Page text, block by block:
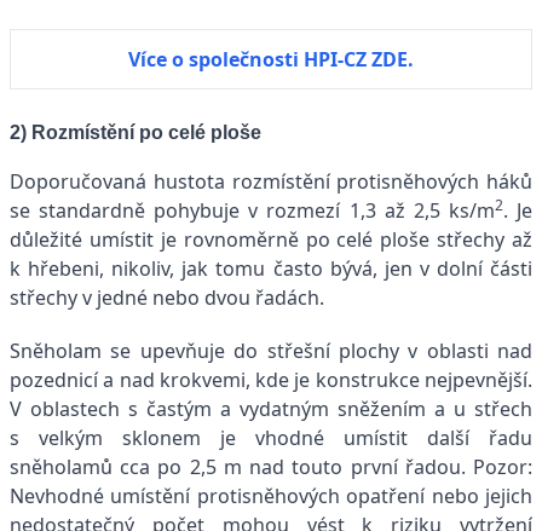
Více o společnosti HPI-CZ ZDE.
2) Rozmístění po celé ploše
Doporučovaná hustota rozmístění protisněhových háků
se standardně pohybuje v rozmezí 1,3 až 2,5 ks/m2. Je
důležité umístit je rovnoměrně po celé ploše střechy až
k hřebeni, nikoliv, jak tomu často bývá, jen v dolní části
střechy v jedné nebo dvou řadách.
Sněholam se upevňuje do střešní plochy v oblasti nad
pozednicí a nad krokvemi, kde je konstrukce nejpevnější.
V oblastech s častým a vydatným sněžením a u střech
s velkým sklonem je vhodné umístit další řadu
sněholamů cca po 2,5 m nad touto první řadou. Pozor:
Nevhodné umístění protisněhových opatření nebo jejich
nedostatečný počet mohou vést k riziku vytržení